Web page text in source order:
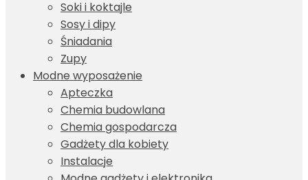
Soki i koktajle
Sosy i dipy
Śniadania
Zupy
Modne wyposażenie
Apteczka
Chemia budowlana
Chemia gospodarcza
Gadżety dla kobiety
Instalacje